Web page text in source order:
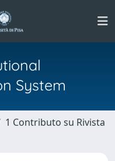
System
1 Contributo su Rivista